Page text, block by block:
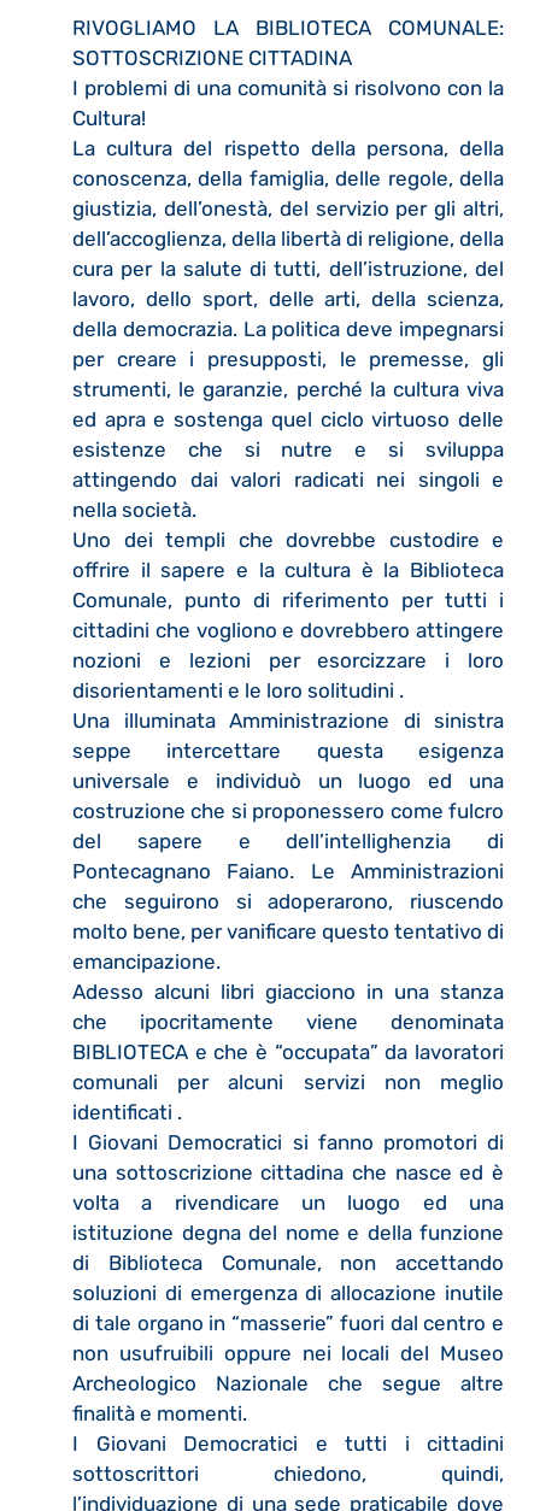
RIVOGLIAMO LA BIBLIOTECA COMUNALE:
SOTTOSCRIZIONE CITTADINA
I problemi di una comunità si risolvono con la
Cultura!
La cultura del rispetto della persona, della
conoscenza, della famiglia, delle regole, della
giustizia, dell’onestà, del servizio per gli altri,
dell’accoglienza, della libertà di religione, della
cura per la salute di tutti, dell’istruzione, del
lavoro, dello sport, delle arti, della scienza,
della democrazia. La politica deve impegnarsi
per creare i presupposti, le premesse, gli
strumenti, le garanzie, perché la cultura viva
ed apra e sostenga quel ciclo virtuoso delle
esistenze che si nutre e si sviluppa
attingendo dai valori radicati nei singoli e
nella società.
Uno dei templi che dovrebbe custodire e
offrire il sapere e la cultura è la Biblioteca
Comunale, punto di riferimento per tutti i
cittadini che vogliono e dovrebbero attingere
nozioni e lezioni per esorcizzare i loro
disorientamenti e le loro solitudini .
Una illuminata Amministrazione di sinistra
seppe intercettare questa esigenza
universale e individuò un luogo ed una
costruzione che si proponessero come fulcro
del sapere e dell’intellighenzia di
Pontecagnano Faiano. Le Amministrazioni
che seguirono si adoperarono, riuscendo
molto bene, per vanificare questo tentativo di
emancipazione.
Adesso alcuni libri giacciono in una stanza
che ipocritamente viene denominata
BIBLIOTECA e che è “occupata” da lavoratori
comunali per alcuni servizi non meglio
identificati .
I Giovani Democratici si fanno promotori di
una sottoscrizione cittadina che nasce ed è
volta a rivendicare un luogo ed una
istituzione degna del nome e della funzione
di Biblioteca Comunale, non accettando
soluzioni di emergenza di allocazione inutile
di tale organo in “masserie” fuori dal centro e
non usufruibili oppure nei locali del Museo
Archeologico Nazionale che segue altre
finalità e momenti.
I Giovani Democratici e tutti i cittadini
sottoscrittori chiedono, quindi,
l’individuazione di una sede praticabile dove